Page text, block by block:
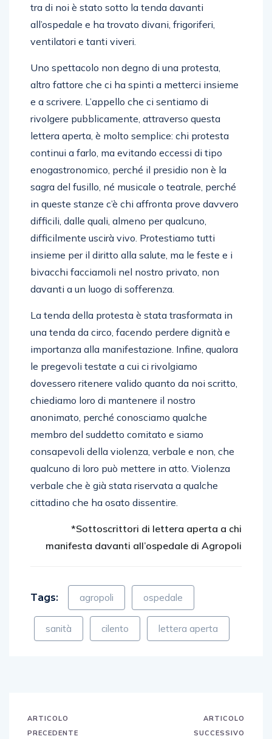
tra di noi è stato sotto la tenda davanti
all’ospedale e ha trovato divani, frigoriferi,
ventilatori e tanti viveri.
Uno spettacolo non degno di una protesta,
altro fattore che ci ha spinti a metterci insieme
e a scrivere. L’appello che ci sentiamo di
rivolgere pubblicamente, attraverso questa
lettera aperta, è molto semplice: chi protesta
continui a farlo, ma evitando eccessi di tipo
enogastronomico, perché il presidio non è la
sagra del fusillo, né musicale o teatrale, perché
in queste stanze c’è chi affronta prove davvero
difficili, dalle quali, almeno per qualcuno,
difficilmente uscirà vivo. Protestiamo tutti
insieme per il diritto alla salute, ma le feste e i
bivacchi facciamoli nel nostro privato, non
davanti a un luogo di sofferenza.
La tenda della protesta è stata trasformata in
una tenda da circo, facendo perdere dignità e
importanza alla manifestazione. Infine, qualora
le pregevoli testate a cui ci rivolgiamo
dovessero ritenere valido quanto da noi scritto,
chiediamo loro di mantenere il nostro
anonimato, perché conosciamo qualche
membro del suddetto comitato e siamo
consapevoli della violenza, verbale e non, che
qualcuno di loro può mettere in atto. Violenza
verbale che è già stata riservata a qualche
cittadino che ha osato dissentire.
*Sottoscrittori di lettera aperta a chi
manifesta davanti all’ospedale di Agropoli
Tags: agropoli ospedale
sanità cilento lettera aperta
ARTICOLO
PRECEDENTE
ARTICOLO
SUCCESSIVO